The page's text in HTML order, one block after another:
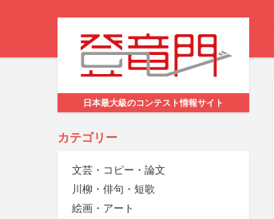
日本最大級のコンテスト情報サイト
カテゴリー
文芸・コピー・論文
川柳・俳句・短歌
絵画・アート